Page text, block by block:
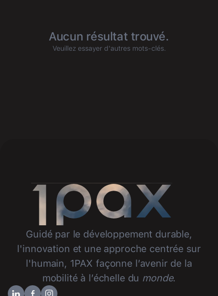
Aucun résultat trouvé.
Veuillez essayer d'autres mots-clés.
Guidé par le développement durable,
l'innovation et une approche centrée sur
l'humain, 1PAX façonne l’avenir de la
mobilité à l’échelle du monde.